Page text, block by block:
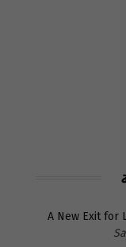
A New Exit for